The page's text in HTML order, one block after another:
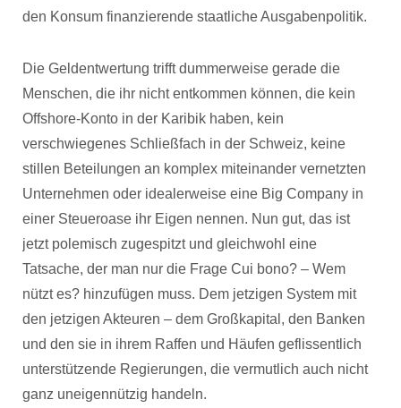
den Konsum finanzierende staatliche Ausgabenpolitik.
Die Geldentwertung trifft dummerweise gerade die
Menschen, die ihr nicht entkommen können, die kein
Offshore-Konto in der Karibik haben, kein
verschwiegenes Schließfach in der Schweiz, keine
stillen Beteilungen an komplex miteinander vernetzten
Unternehmen oder idealerweise eine Big Company in
einer Steueroase ihr Eigen nennen. Nun gut, das ist
jetzt polemisch zugespitzt und gleichwohl eine
Tatsache, der man nur die Frage Cui bono? – Wem
nützt es? hinzufügen muss. Dem jetzigen System mit
den jetzigen Akteuren – dem Großkapital, den Banken
und den sie in ihrem Raffen und Häufen geflissentlich
unterstützende Regierungen, die vermutlich auch nicht
ganz uneigennützig handeln.